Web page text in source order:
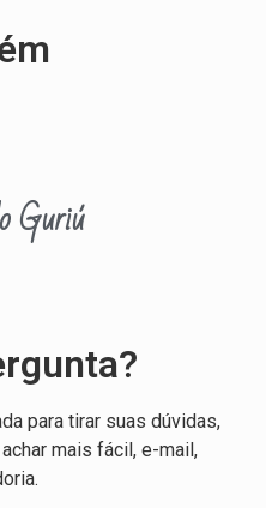
Guriú
para tirar suas dúvidas,
mais fácil, e-mail,